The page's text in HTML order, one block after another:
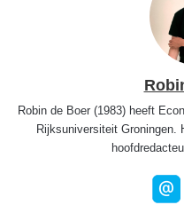
Robin de Boer (1983) heeft
Rijksuniversiteit Groningen.